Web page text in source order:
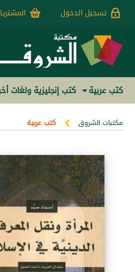
تسجيل الدخول
كتب عربية كتب إنجليزية ولغات
مكتبات الشروق كتب عربية